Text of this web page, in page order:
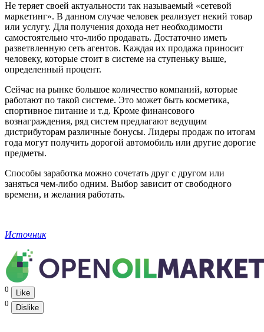
Не теряет своей актуальности так называемый «сетевой
маркетинг». В данном случае человек реализует некий товар
или услугу. Для получения дохода нет необходимости
самостоятельно что-либо продавать. Достаточно иметь
разветвленную сеть агентов. Каждая их продажа приносит
человеку, которые стоит в системе на ступеньку выше,
определенный процент.
Сейчас на рынке большое количество компаний, которые
работают по такой системе. Это может быть косметика,
спортивное питание и т.д. Кроме финансового
вознаграждения, ряд систем предлагают ведущим
дистрибуторам различные бонусы. Лидеры продаж по итогам
года могут получить дорогой автомобиль или другие дорогие
предметы.
Способы заработка можно сочетать друг с другом или
заняться чем-либо одним. Выбор зависит от свободного
времени, и желания работать.
Источник
0
Like
0
Dislike